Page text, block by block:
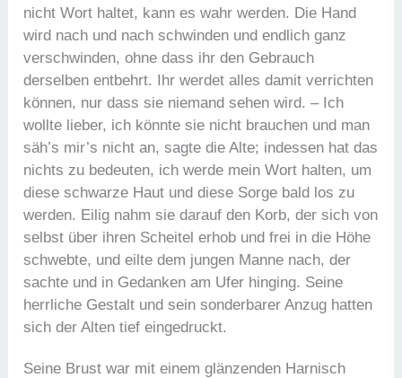
nicht Wort haltet, kann es wahr werden. Die Hand
wird nach und nach schwinden und endlich ganz
verschwinden, ohne dass ihr den Gebrauch
derselben entbehrt. Ihr werdet alles damit verrichten
können, nur dass sie niemand sehen wird. – Ich
wollte lieber, ich könnte sie nicht brauchen und man
säh’s mir’s nicht an, sagte die Alte; indessen hat das
nichts zu bedeuten, ich werde mein Wort halten, um
diese schwarze Haut und diese Sorge bald los zu
werden. Eilig nahm sie darauf den Korb, der sich von
selbst über ihren Scheitel erhob und frei in die Höhe
schwebte, und eilte dem jungen Manne nach, der
sachte und in Gedanken am Ufer hinging. Seine
herrliche Gestalt und sein sonderbarer Anzug hatten
sich der Alten tief eingedruckt.
Seine Brust war mit einem glänzenden Harnisch